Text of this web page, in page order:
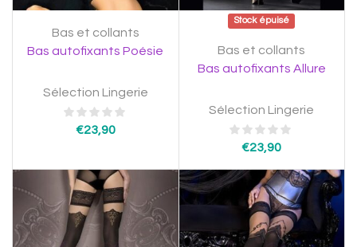
Bas et collants
Bas autofixants Poésie
Sélection Lingerie
€23,90
Stock épuisé
Bas et collants
Bas autofixants Allure
Sélection Lingerie
€23,90